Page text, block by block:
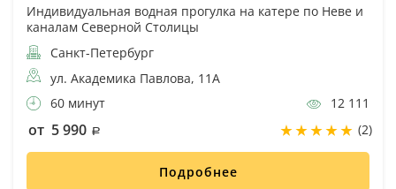
Индивидуальная водная прогулка на катере по Неве и
каналам Северной Столицы
Санкт-Петербург
ул. Академика Павлова, 11А
60 минут
12 111
от 5 990 (2)
Подробнее